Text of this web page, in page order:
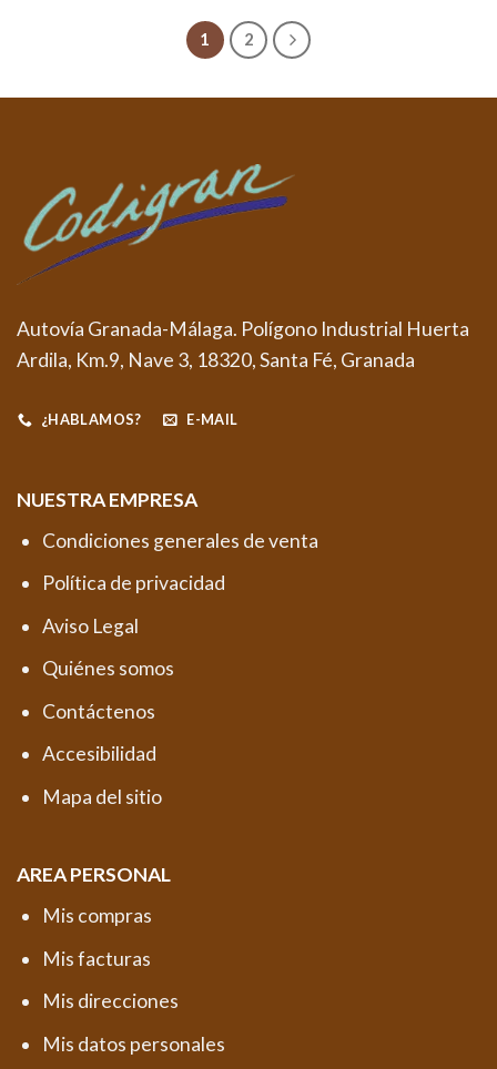
1 2
Autovía Granada-Málaga. Polígono Industrial Huerta
Ardila, Km.9, Nave 3, 18320, Santa Fé, Granada
¿HABLAMOS? E-MAIL
NUESTRA EMPRESA
Condiciones generales de venta
Política de privacidad
Aviso Legal
Quiénes somos
Contáctenos
Accesibilidad
Mapa del sitio
AREA PERSONAL
Mis compras
Mis facturas
Mis direcciones
Mis datos personales